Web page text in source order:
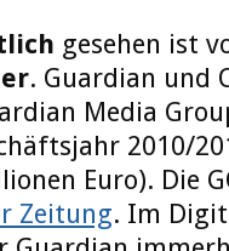
gesehen ist
. Guardian und
Media
2010/
Euro). Die
Zeitung. Im